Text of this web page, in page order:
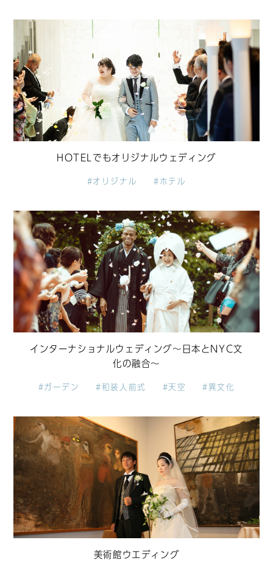
HOTELでもオリジナルウェディング
#オリジナル #ホテル
インターナショナルウェディング～日本とNYC文
化の融合～
#ガーデン #和装人前式 #天空 #異文化
美術館ウエディング